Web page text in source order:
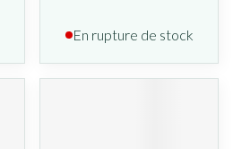
En rupture de stock